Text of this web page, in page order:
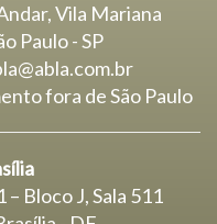
Vila Mariana
Paulo - SP
fora de São Paulo
– Bloco J, Sala 511